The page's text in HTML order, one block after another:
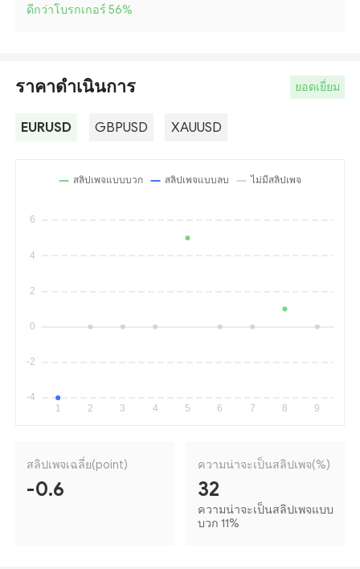
ดีกว่าโบรกเกอร์ 56%
ราคาดำเนินการ ยอดเยี่ยม
EURUSD GBPUSD XAUUSD
สลิปเพจเฉลี่ย(point)
-0.6
ความน่าจะเป็นสลิปเพจ(%)
32
ความน่าจะเป็นสลิปเพจแบบ
บวก 11%